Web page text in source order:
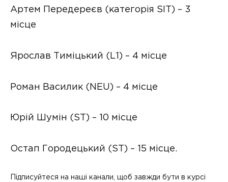
Артем Передереєв (категорія SIT) – 3
місце
Ярослав Тиміцький (L1) – 4 місце
Роман Василик (NEU) – 4 місце
Юрій Шумін (ST) – 10 місце
Остап Городецький (ST) – 15 місце.
Підписуйтеся на наші канали, щоб завжди бути в курсі